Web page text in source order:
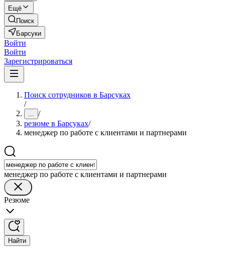
Ещё
Поиск
Барсуки
Войти
Войти
Зарегистрироваться
Поиск сотрудников в Барсуках
/
... /
резюме в Барсуках/
менеджер по работе с клиентами и партнерами
менеджер по работе с клиентами и партнерами
Резюме
Найти